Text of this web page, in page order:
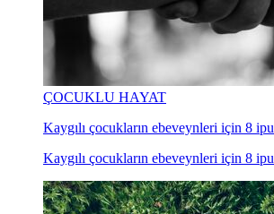
ÇOCUKLU HAYAT
Kaygılı çocukların ebeveynleri için 8
Kaygılı çocukların ebeveynleri için 8